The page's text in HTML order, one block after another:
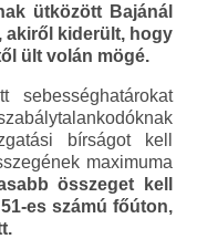
ütközött Bajánál
akiről kiderült, hogy
ült volán mögé.
bírságot kell
maximuma
összeget kell
es számú főúton,